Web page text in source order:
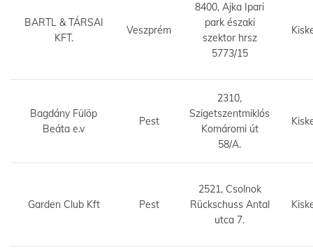
BARTL & TÁRSAI
KFT.
Veszprém
8400, Ajka Ipari
park északi
szektor hrsz
5773/15
Bagdány Fülöp
Beáta e.v
Pest
2310,
Szigetszentmiklós
Komáromi út
58/A.
Garden Club Kft Pest
2521, Csolnok
Rückschuss Antal
utca 7.